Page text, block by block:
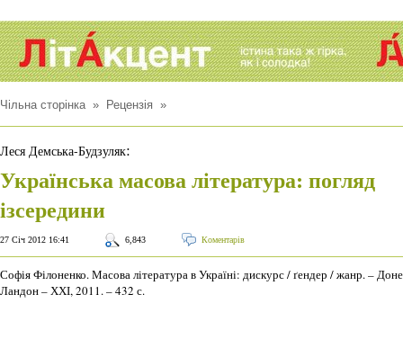
Чільна сторінка» Рецензія »
Леся Демська-Будзуляк:
Українська масова література: погляд
ізсередини
27 Січ 2012 16:41 6,843 Коментарів
Софія Філоненко. Масова література в Україні: дискурс / ґендер / жанр. –
Ландон – ХХІ, 2011. – 432 с.